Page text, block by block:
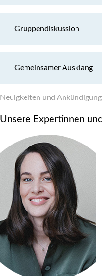
Gruppendiskussion
Gemeinsamer Ausklang
Neuigkeiten und
Unsere Expertinnen